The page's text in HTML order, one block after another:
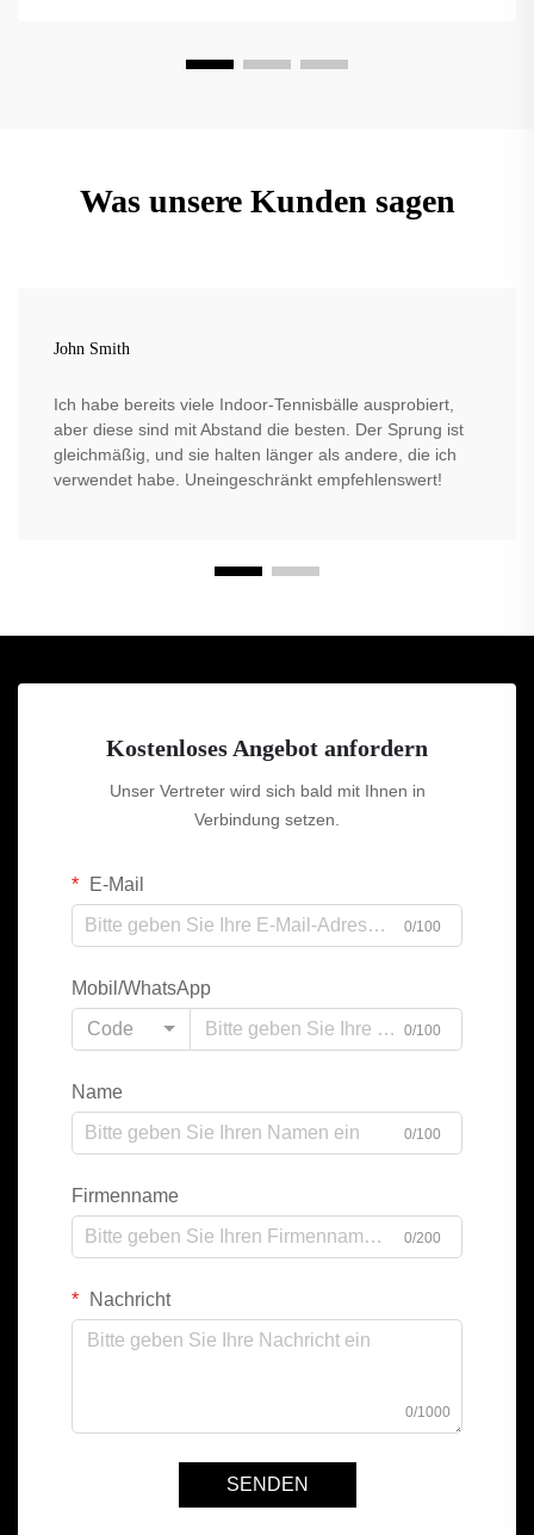
Was unsere Kunden sagen
John Smith
Ich habe bereits viele Indoor-Tennisbälle ausprobiert,
aber diese sind mit Abstand die besten. Der Sprung ist
gleichmäßig, und sie halten länger als andere, die ich
verwendet habe. Uneingeschränkt empfehlenswert!
Kostenloses Angebot anfordern
Unser Vertreter wird sich bald mit Ihnen in
Verbindung setzen.
E-Mail
0/100
Mobil/WhatsApp
Code
0/100
Name
0/100
Firmenname
0/200
Nachricht
0/1000
SENDEN